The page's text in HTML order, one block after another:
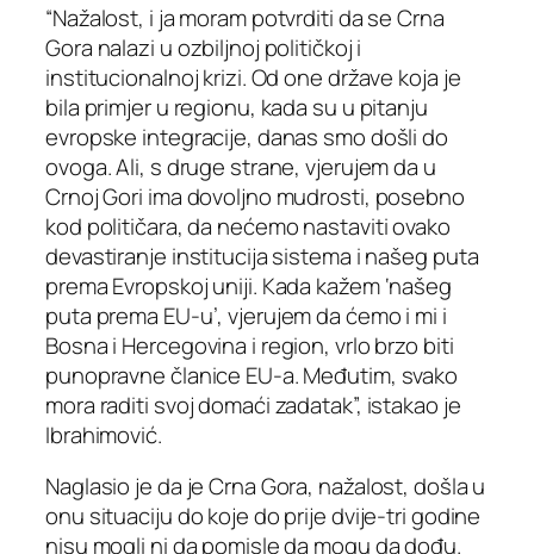
“Nažalost, i ja moram potvrditi da se Crna
Gora nalazi u ozbiljnoj političkoj i
institucionalnoj krizi. Od one države koja je
bila primjer u regionu, kada su u pitanju
evropske integracije, danas smo došli do
ovoga. Ali, s druge strane, vjerujem da u
Crnoj Gori ima dovoljno mudrosti, posebno
kod političara, da nećemo nastaviti ovako
devastiranje institucija sistema i našeg puta
prema Evropskoj uniji. Kada kažem ‘našeg
puta prema EU-u’, vjerujem da ćemo i mi i
Bosna i Hercegovina i region, vrlo brzo biti
punopravne članice EU-a. Međutim, svako
mora raditi svoj domaći zadatak”, istakao je
Ibrahimović.
Naglasio je da je Crna Gora, nažalost, došla u
onu situaciju do koje do prije dvije-tri godine
nisu mogli ni da pomisle da mogu da dođu.